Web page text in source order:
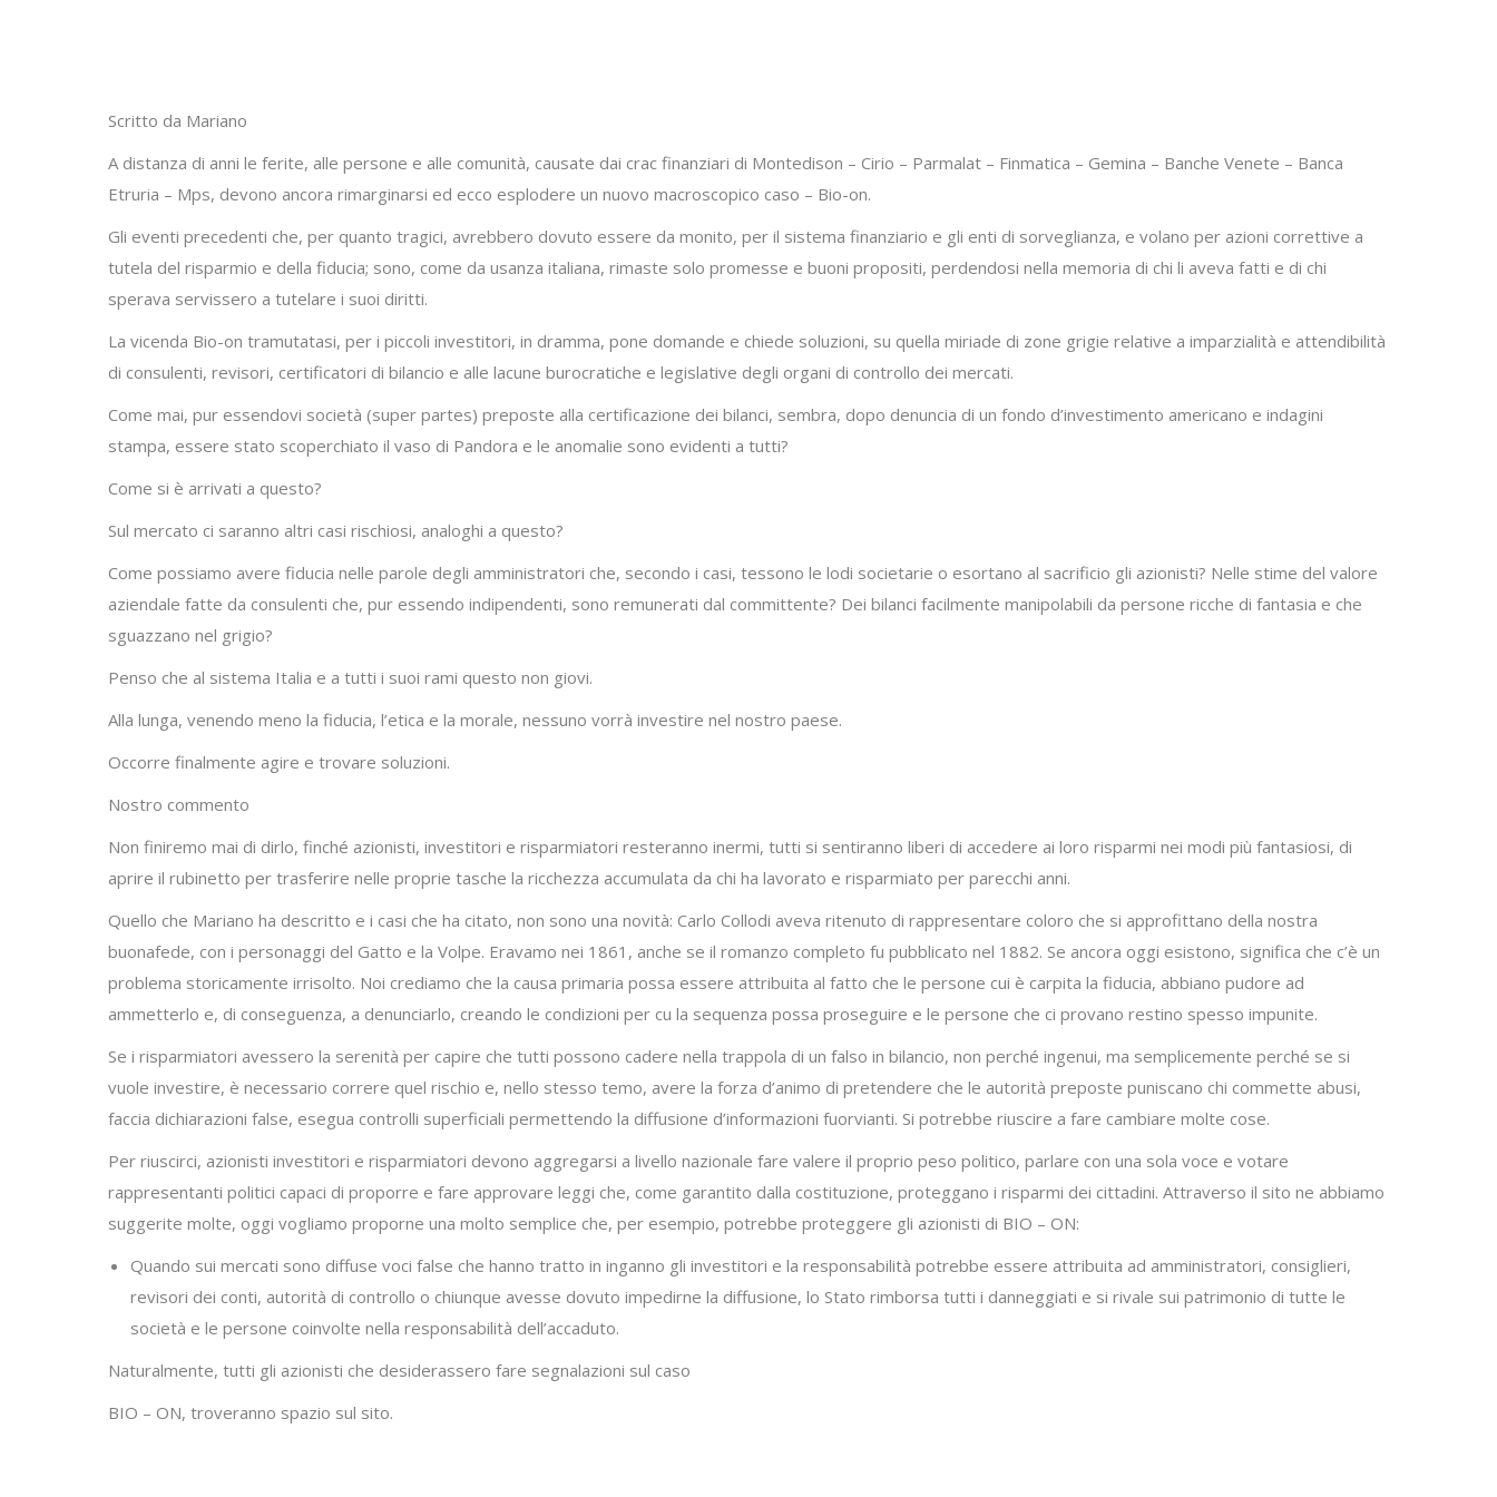
Scritto da Mariano
A distanza di anni le ferite, alle persone e alle comunità, causate dai crac finanziari di Montedison – Cirio – Parmalat – Finmatica – Gemina – Banche Venete – Banca
Etruria – Mps, devono ancora rimarginarsi ed ecco esplodere un nuovo macroscopico caso – Bio-on.
Gli eventi precedenti che, per quanto tragici, avrebbero dovuto essere da monito, per il sistema finanziario e gli enti di sorveglianza, e volano per azioni correttive a
tutela del risparmio e della fiducia; sono, come da usanza italiana, rimaste solo promesse e buoni propositi, perdendosi nella memoria di chi li aveva fatti e di chi
sperava servissero a tutelare i suoi diritti.
La vicenda Bio-on tramutatasi, per i piccoli investitori, in dramma, pone domande e chiede soluzioni, su quella miriade di zone grigie relative a imparzialità e attendibilità
di consulenti, revisori, certificatori di bilancio e alle lacune burocratiche e legislative degli organi di controllo dei mercati.
Come mai, pur essendovi società (super partes) preposte alla certificazione dei bilanci, sembra, dopo denuncia di un fondo d’investimento americano e indagini
stampa, essere stato scoperchiato il vaso di Pandora e le anomalie sono evidenti a tutti?
Come si è arrivati a questo?
Sul mercato ci saranno altri casi rischiosi, analoghi a questo?
Come possiamo avere fiducia nelle parole degli amministratori che, secondo i casi, tessono le lodi societarie o esortano al sacrificio gli azionisti? Nelle stime del valore
aziendale fatte da consulenti che, pur essendo indipendenti, sono remunerati dal committente? Dei bilanci facilmente manipolabili da persone ricche di fantasia e che
sguazzano nel grigio?
Penso che al sistema Italia e a tutti i suoi rami questo non giovi.
Alla lunga, venendo meno la fiducia, l’etica e la morale, nessuno vorrà investire nel nostro paese.
Occorre finalmente agire e trovare soluzioni.
Nostro commento
Non finiremo mai di dirlo, finché azionisti, investitori e risparmiatori resteranno inermi, tutti si sentiranno liberi di accedere ai loro risparmi nei modi più fantasiosi, di
aprire il rubinetto per trasferire nelle proprie tasche la ricchezza accumulata da chi ha lavorato e risparmiato per parecchi anni.
Quello che Mariano ha descritto e i casi che ha citato, non sono una novità: Carlo Collodi aveva ritenuto di rappresentare coloro che si approfittano della nostra
buonafede, con i personaggi del Gatto e la Volpe. Eravamo nei 1861, anche se il romanzo completo fu pubblicato nel 1882. Se ancora oggi esistono, significa che c’è un
problema storicamente irrisolto. Noi crediamo che la causa primaria possa essere attribuita al fatto che le persone cui è carpita la fiducia, abbiano pudore ad
ammetterlo e, di conseguenza, a denunciarlo, creando le condizioni per cu la sequenza possa proseguire e le persone che ci provano restino spesso impunite.
Se i risparmiatori avessero la serenità per capire che tutti possono cadere nella trappola di un falso in bilancio, non perché ingenui, ma semplicemente perché se si
vuole investire, è necessario correre quel rischio e, nello stesso temo, avere la forza d’animo di pretendere che le autorità preposte puniscano chi commette abusi,
faccia dichiarazioni false, esegua controlli superficiali permettendo la diffusione d’informazioni fuorvianti. Si potrebbe riuscire a fare cambiare molte cose.
Per riuscirci, azionisti investitori e risparmiatori devono aggregarsi a livello nazionale fare valere il proprio peso politico, parlare con una sola voce e votare
rappresentanti politici capaci di proporre e fare approvare leggi che, come garantito dalla costituzione, proteggano i risparmi dei cittadini. Attraverso il sito ne abbiamo
suggerite molte, oggi vogliamo proporne una molto semplice che, per esempio, potrebbe proteggere gli azionisti di BIO – ON:
Quando sui mercati sono diffuse voci false che hanno tratto in inganno gli investitori e la responsabilità potrebbe essere attribuita ad amministratori, consiglieri,
revisori dei conti, autorità di controllo o chiunque avesse dovuto impedirne la diffusione, lo Stato rimborsa tutti i danneggiati e si rivale sui patrimonio di tutte le
società e le persone coinvolte nella responsabilità dell’accaduto.
Naturalmente, tutti gli azionisti che desiderassero fare segnalazioni sul caso
BIO – ON, troveranno spazio sul sito.